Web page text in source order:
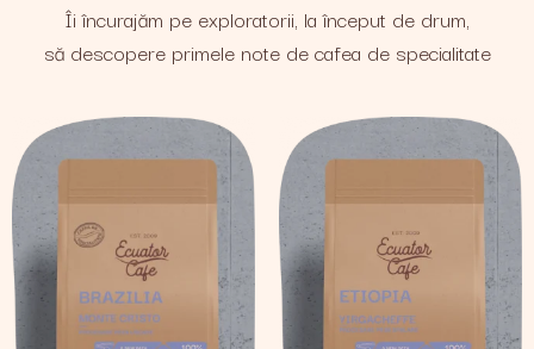
Îi încurajăm pe exploratorii, la început de drum,
să descopere primele note de cafea de specialitate